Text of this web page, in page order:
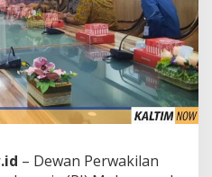
– Dewan Perwakilan